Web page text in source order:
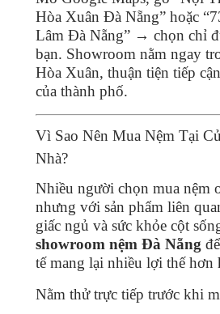
Hòa Xuân Đà Nẵng” hoặc
Lâm Đà Nẵng” → chọn chỉ
bạn. Showroom nằm ngay
Hòa Xuân, thuận tiện tiếp
của thành phố.
Vì Sao Nên Mua Nệm Tại
Nhà?
Nhiều người chọn mua nệm
nhưng với sản phẩm liên
giấc ngủ và sức khỏe cột
showroom nệm Đà Nẵng
tế mang lại nhiều lợi thế hơn
Nằm thử trực tiếp trước khi